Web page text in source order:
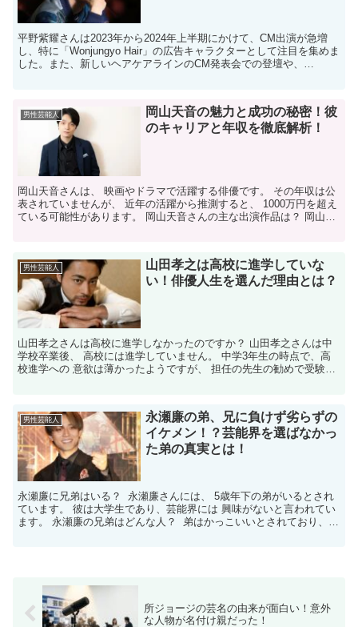
平野紫耀さんは2023年から2024年上半期にかけて、CM出演が急増
し、特に「Wonjungyo Hair」の広告キャラクターとして注目を集めま
した。また、新しいヘアケアラインのCM発表会での登壇や、
男性芸能人
岡山天音の魅力と成功の秘密！彼
のキャリアと年収を徹底解析！
岡山天音さんは、 映画やドラマで活躍する俳優です。 その年収は公
表されていませんが、 近年の活躍から推測すると、 1000万円を超え
ている可能性があります。 岡山天音さんの主な出演作品は？ 岡山さ
男性芸能人
山田孝之は高校に進学していな
い！俳優人生を選んだ理由とは？
山田孝之さんは高校に進学しなかったのですか？ 山田孝之さんは中
学校卒業後、 高校には進学していません。 中学3年生の時点で、高
校進学への 意欲は薄かったようですが、 担任の先生の勧めで受験を
男性芸能人
永瀬廉の弟、兄に負けず劣らずの
イケメン！？芸能界を選ばなかっ
た弟の真実とは！
永瀬廉に兄弟はいる？ 永瀬廉さんには、 5歳年下の弟がいるとされ
ています。 彼は大学生であり、芸能界には 興味がないと言われてい
ます。 永瀬廉の兄弟はどんな人？ 弟はかっこいいとされており、
所ジョージの芸名の由来が面白い！意外
な人物が名付け親だった！